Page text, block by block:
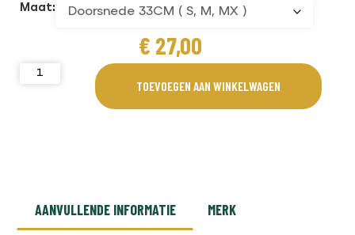
Maat:
€ 27,00
TOEVOEGEN AAN WINKELWAGEN
AANVULLENDE INFORMATIE MERK